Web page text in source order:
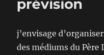
prévision
j’envisage
des médiums du Père